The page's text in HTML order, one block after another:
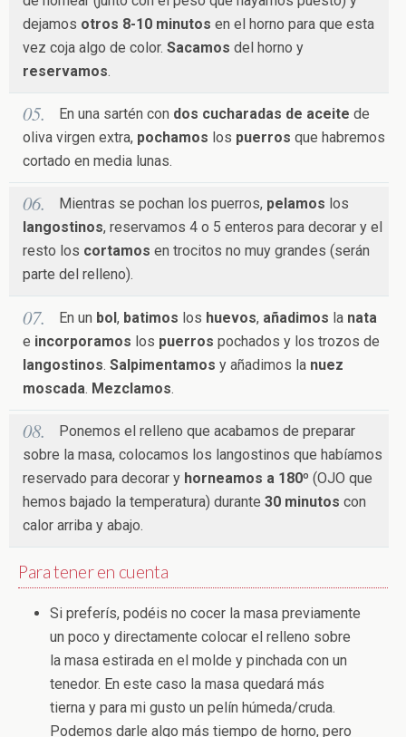
dejamos otros 8-10 minutos en el horno para que esta
vez coja algo de color. Sacamos del horno y
reservamos.
En una sartén con dos cucharadas de aceite de
oliva virgen extra, pochamos los puerros que habremos
cortado en media lunas.
Mientras se pochan los puerros, pelamos los
langostinos, reservamos 4 o 5 enteros para decorar y el
resto los cortamos en trocitos no muy grandes (serán
parte del relleno).
En un bol, batimos los huevos, añadimos la nata
e incorporamos los puerros pochados y los trozos de
langostinos. Salpimentamos y añadimos la nuez
moscada. Mezclamos.
Ponemos el relleno que acabamos de preparar
sobre la masa, colocamos los langostinos que habíamos
reservado para decorar y horneamos a 180º (OJO que
hemos bajado la temperatura) durante 30 minutos con
calor arriba y abajo.
Para tener en cuenta
Si preferís, podéis no cocer la masa previamente
un poco y directamente colocar el relleno sobre
la masa estirada en el molde y pinchada con un
tenedor. En este caso la masa quedará más
tierna y para mi gusto un pelín húmeda/cruda.
Podemos darle algo más tiempo de horno, pero